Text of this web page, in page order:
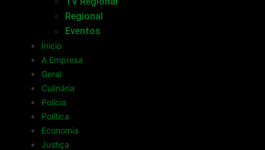
Regional
Eventos
Início
A Empresa
Geral
Culinária
Polícia
Política
Economia
Justiça